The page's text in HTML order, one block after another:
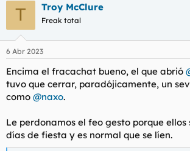
T Troy McClure
Freak total
6 Abr 2023
Encima el fracachat bueno, el que abrió
tuvo que cerrar, paradójicamente, un
como @naxo.
Le perdonamos el feo gesto porque ellos
días de fiesta y es normal que se líen.